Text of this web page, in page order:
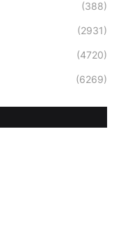
(388)
(2931)
(4720)
(6269)